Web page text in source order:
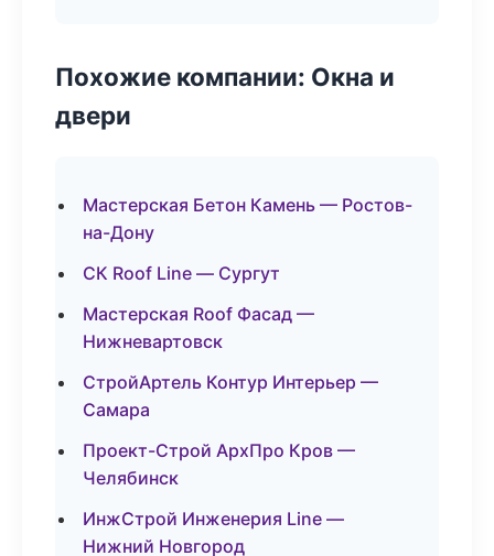
Похожие компании: Окна и
двери
Мастерская Бетон Камень — Ростов-
на-Дону
СК Roof Line — Сургут
Мастерская Roof Фасад —
Нижневартовск
СтройАртель Контур Интерьер —
Самара
Проект-Строй АрхПро Кров —
Челябинск
ИнжСтрой Инженерия Line —
Нижний Новгород